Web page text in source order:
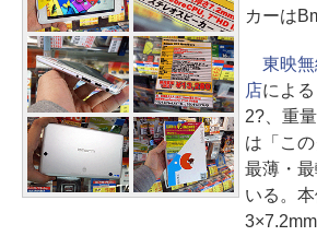
カーは
東映
店によ
2?、重
は「こ
最薄・
いる。
3×7.2mm